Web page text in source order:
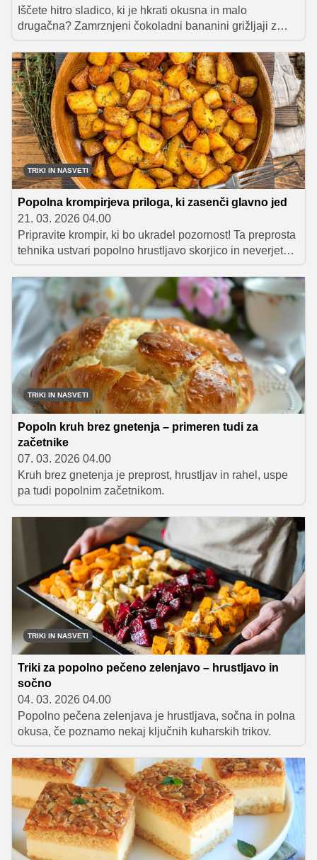
Iščete hitro sladico, ki je hkrati okusna in malo
drugačna? Zamrznjeni čokoladni bananini grižljaji z
arašidovim maslom so popolna kombinacija
kremastega, sladkega in hrustljavega, marsikoga pa bo
razveselil tudi podatek, da so pripravljeni brez pečice.
TRIKI IN NASVETI
Popolna krompirjeva priloga, ki zasenči glavno jed
21. 03. 2026 04.00
Pripravite krompir, ki bo ukradel pozornost! Ta preprosta
tehnika ustvari popolno hrustljavo skorjico in neverjetno
mehko notranjost. Sledite receptu in ustvarite zvezdo
vsakega obroka.
TRIKI IN NASVETI
Popoln kruh brez gnetenja – primeren tudi za
začetnike
07. 03. 2026 04.00
Kruh brez gnetenja je preprost, hrustljav in rahel, uspe
pa tudi popolnim začetnikom.
TRIKI IN NASVETI
Triki za popolno pečeno zelenjavo – hrustljavo in
sočno
04. 03. 2026 04.00
Popolno pečena zelenjava je hrustljava, sočna in polna
okusa, če poznamo nekaj ključnih kuharskih trikov.